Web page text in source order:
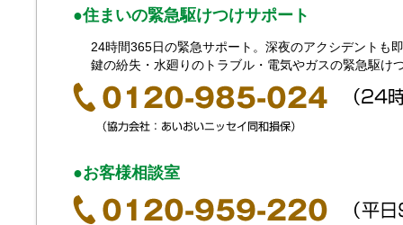
●住まいの緊急駆けつけサポート
24時間365日の緊急サポート。深夜のアクシデントも
鍵の紛失・水廻りのトラブル・電気やガスの緊急駆け
●お客様相談室